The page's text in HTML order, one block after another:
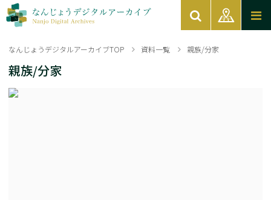
なんじょうデジタルアーカイブTOP 資料一覧 親族/分家
親族/分家